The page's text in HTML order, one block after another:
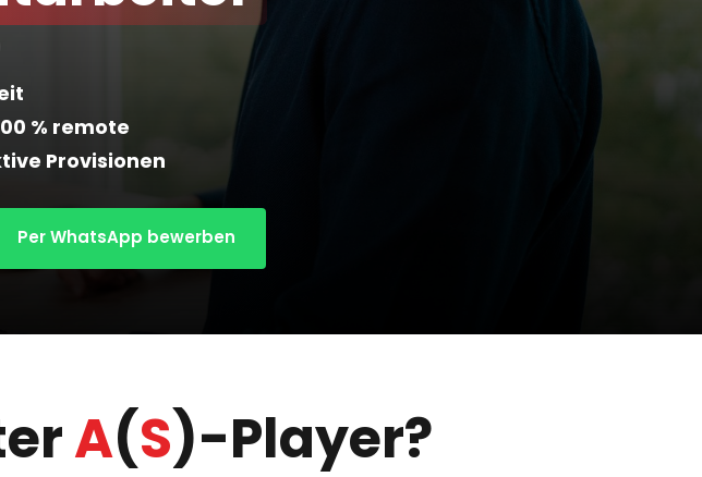
% remote
Provisionen
Per WhatsApp bewerben
A(S)-Player?